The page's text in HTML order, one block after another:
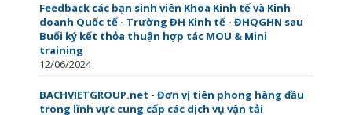
Feedback các bạn sinh viên Khoa Kinh tế và Kinh
doanh Quốc tế - Trường ĐH Kinh tế - ĐHQGHN sau
Buổi ký kết thỏa thuận hợp tác MOU & Mini
training
12/06/2024
BACHVIETGROUP.net - Đơn vị tiên phong hàng đầu
trong lĩnh vực cung cấp các dịch vụ vận tải